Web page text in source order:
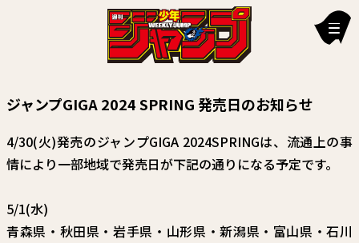
お知らせ
雑誌
ジャンプGIGA 2024 SPRING 発売日のお知らせ
4/30(火)発売のジャンプGIGA 2024SPRINGは、流通上の事
情により一部地域で発売日が下記の通りになる予定です。
5/1(水)
青森県・秋田県・岩手県・山形県・新潟県・富山県・石川